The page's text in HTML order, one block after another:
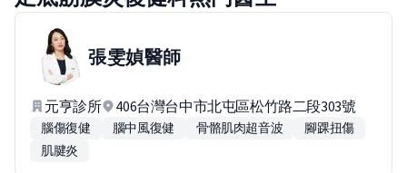
張雯媜醫師
元亨診所 406台灣台中市北屯區松竹路二段303號
腦傷復健 腦中風復健 骨骼肌肉超音波
腳踝扭傷
肌腱炎